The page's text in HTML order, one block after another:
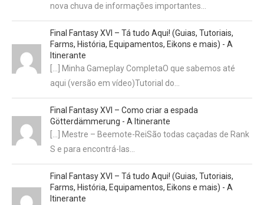
nova chuva de informações importantes…
Final Fantasy XVI – Tá tudo Aqui! (Guias, Tutoriais,
Farms, História, Equipamentos, Eikons e mais) - A
Itinerante
[…] Minha Gameplay CompletaO que sabemos até
aqui (versão em vídeo)Tutorial do…
Final Fantasy XVI – Como criar a espada
Götterdämmerung - A Itinerante
[…] Mestre – Beemote-ReiSão todas caçadas de Rank
S e para encontrá-las…
Final Fantasy XVI – Tá tudo Aqui! (Guias, Tutoriais,
Farms, História, Equipamentos, Eikons e mais) - A
Itinerante